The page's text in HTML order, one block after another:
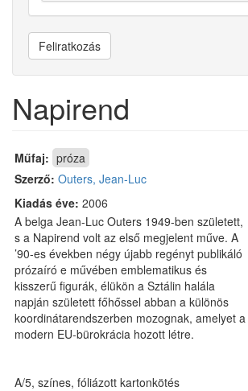
Feliratkozás
Napirend
Műfaj: próza
Szerző: Outers, Jean-Luc
Kiadás éve: 2006
A belga Jean-Luc Outers 1949-ben született,
s a Napirend volt az első megjelent műve. A
’90-es években négy újabb regényt publikáló
prózaíró e művében emblematikus és
kisszerű figurák, élükön a Sztálin halála
napján született főhőssel abban a különös
koordinátarendszerben mozognak, amelyet a
modern EU-bürokrácia hozott létre.
A/5, színes, fóliázott kartonkötés